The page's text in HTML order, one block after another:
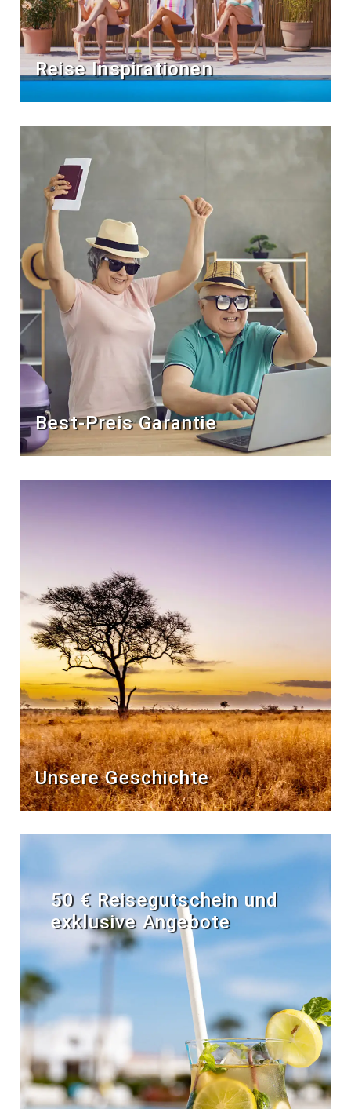
Reise Inspirationen
Best-Preis Garantie
Unsere Geschichte
50 € Reisegutschein und
exklusive Angebote